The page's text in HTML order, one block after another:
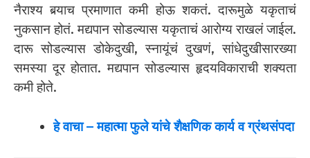
नैराश्य बर्‍याच प्रमाणात कमी होऊ शकतं. दारूमुळे यकृताचं
नुकसान होतं. मद्यपान सोडल्यास यकृताचं आरोग्य राखलं जाईल.
दारू सोडल्यास डोकेदुखी, स्नायूंचं दुखणं, सांधेदुखीसारख्या
समस्या दूर होतात. मद्यपान सोडल्यास हृदयविकाराची शक्यता
कमी होते.
हे वाचा– महात्मा फुले यांचे शैक्षणिक कार्य व ग्रंथसंपदा